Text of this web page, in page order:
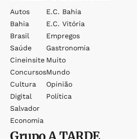
Autos
Bahia
Brasil
Saúde
Cineinsite
Concursos
Cultura
Digital
Salvador
Economia
E.c. Bahia
E.c. Vitória
Empregos
Gastronomia
Muito
Mundo
Opinião
Política